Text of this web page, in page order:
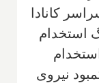
سراسر کانادا
بزرگ استخدام
نیروی